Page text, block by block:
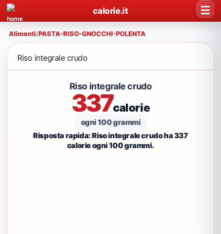
calorie.it
Alimenti/PASTA-RISO-GNOCCHI-POLENTA
Riso integrale crudo
Riso integrale crudo
337calorie
ogni 100 grammi
Risposta rapida: Riso integrale crudo ha 337
calorie ogni 100 grammi.